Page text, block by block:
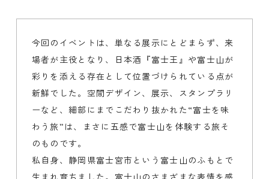
今回のイベントは、単なる展示にとどまらず、来
場者が主役となり、日本酒『富士王』や富士山が
彩りを添える存在として位置づけられている点が
新鮮でした。空間デザイン、展示、スタンプラリ
ーなど、細部にまでこだわり抜かれた“富士を味
わう旅”は、まさに五感で富士山を体験する旅そ
のものです。
私自身、静岡県富士宮市という富士山のふもとで
生まれ育ちました。富士山のさまざまな表情を感